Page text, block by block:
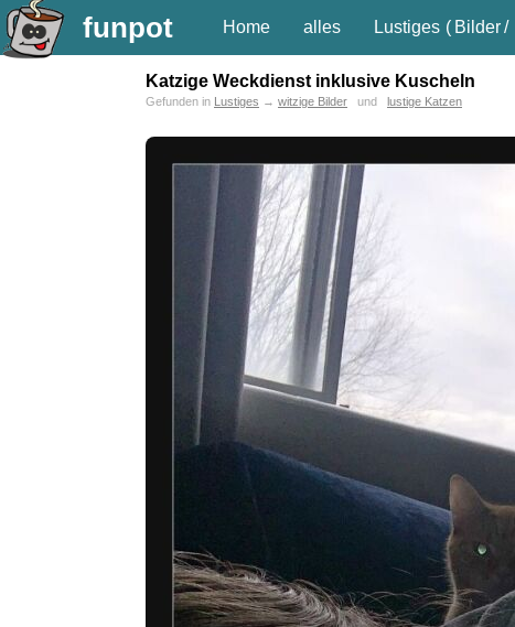
funpot Home alles Lustiges ( Bilder/
Katzige Weckdienst inklusive Kuscheln
Gefunden in Lustiges → witzige Bilder und lustige Katzen